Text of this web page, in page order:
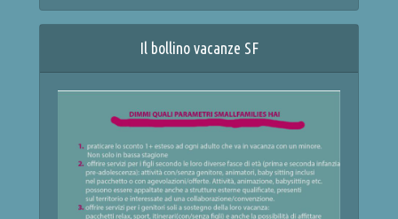
Il bollino vacanze SF